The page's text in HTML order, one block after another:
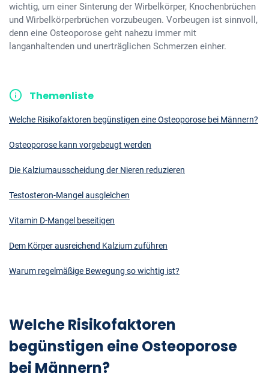
wichtig, um einer Sinterung der Wirbelkörper, Knochenbrüchen
und Wirbelkörperbrüchen vorzubeugen. Vorbeugen ist sinnvoll,
denn eine Osteoporose geht nahezu immer mit
langanhaltenden und unerträglichen Schmerzen einher.
Themenliste
Welche Risikofaktoren begünstigen eine Osteoporose bei Männern?
Osteoporose kann vorgebeugt werden
Die Kalziumausscheidung der Nieren reduzieren
Testosteron-Mangel ausgleichen
Vitamin D-Mangel beseitigen
Dem Körper ausreichend Kalzium zuführen
Warum regelmäßige Bewegung so wichtig ist?
Welche Risikofaktoren
begünstigen eine Osteoporose
bei Männern?